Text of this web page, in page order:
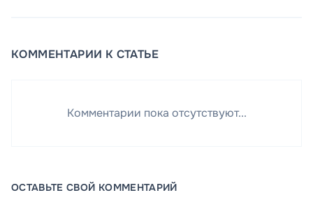
КОММЕНТАРИИ К СТАТЬЕ
Комментарии пока отсутствуют...
ОСТАВЬТЕ СВОЙ КОММЕНТАРИЙ